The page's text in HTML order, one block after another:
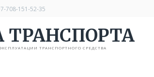
708-151-52-35
ТРАНСПОРТА
ТРАНСПОРТНОГО СРЕДСТВА